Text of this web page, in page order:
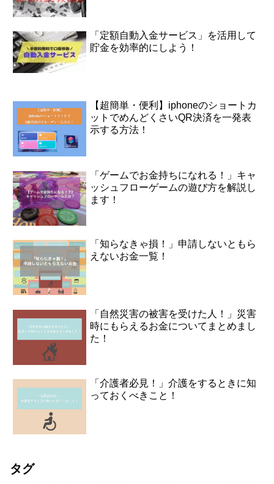
「定額自動入金サービス」を活用して
貯金を効率的にしよう！
【超簡単・便利】iphoneのショートカ
ットでめんどくさいQR決済を一発表
示する方法！
「ゲームでお金持ちになれる！」キャ
ッシュフローゲームの遊び方を解説し
ます！
「知らなきゃ損！」申請しないともら
えないお金一覧！
「自然災害の被害を受けた人！」災害
時にもらえるお金についてまとめまし
た！
「介護者必見！」介護をするときに知
っておくべきこと！
タグ